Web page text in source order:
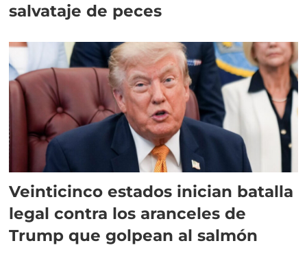
salvataje de peces
Veinticinco estados inician batalla
legal contra los aranceles de
Trump que golpean al salmón